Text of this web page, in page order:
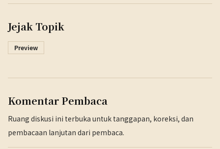
Jejak Topik
Preview
Komentar Pembaca
Ruang diskusi ini terbuka untuk tanggapan, koreksi, dan
pembacaan lanjutan dari pembaca.